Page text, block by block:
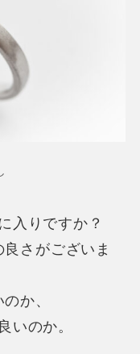
入りですか？
さがございま
か、
いのか。